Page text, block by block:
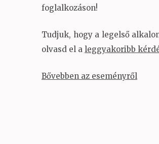
foglalkozáson!
Tudjuk, hogy a legelső
olvasd el a leggyakoribb
Bővebben az eseményről